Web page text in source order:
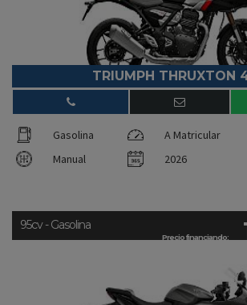
TRIUMPH THRUXTON
Gasolina A Matricular
Manual
2026
Precio financiando:
95cv - Gasolina